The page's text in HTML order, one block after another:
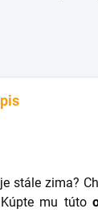
stále zima?
mu túto